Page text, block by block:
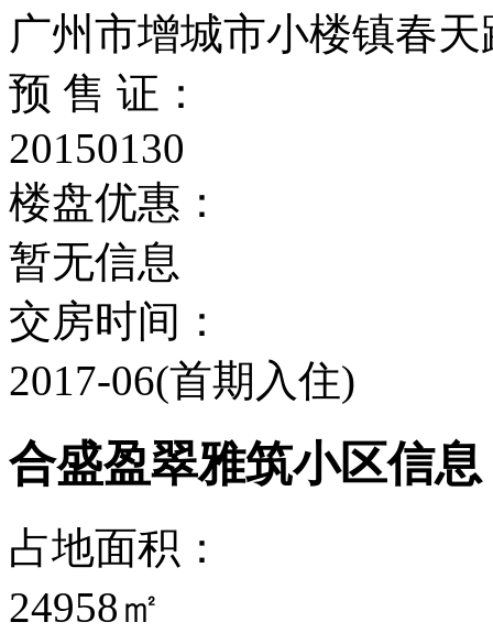
广州市增城市小楼镇春天
预 售 证：
20150130
楼盘优惠：
暂无信息
交房时间：
2017-06(首期入住)
合盛盈翠雅筑小区信息
占地面积：
24958㎡